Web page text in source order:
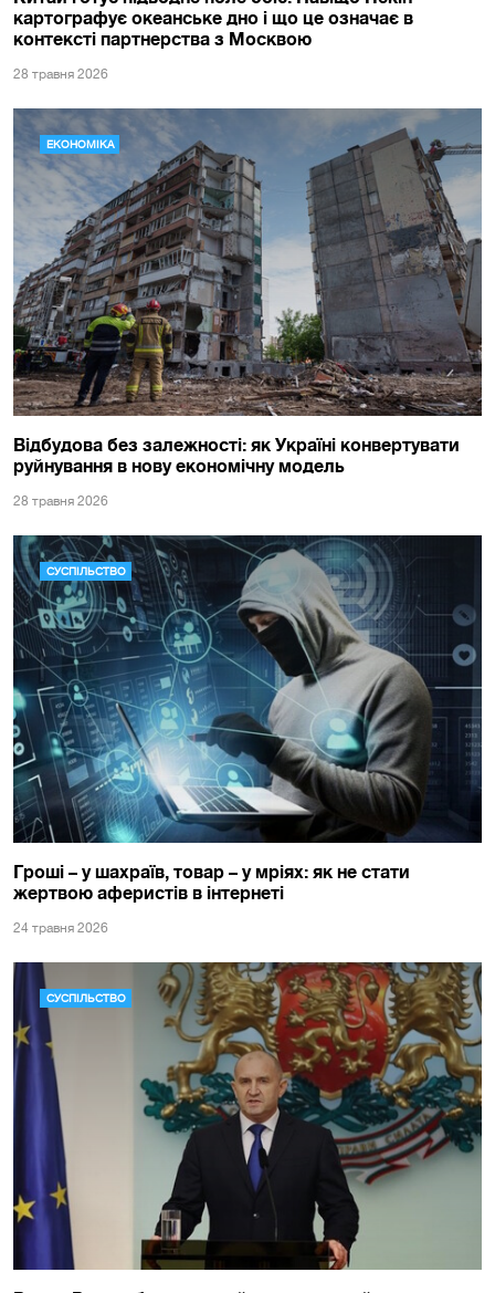
картографує океанське дно і що це означає в
контексті партнерства з Москвою
28 травня 2026
ЕКОНОМІКА
Відбудова без залежності: як Україні конвертувати
руйнування в нову економічну модель
28 травня 2026
СУСПІЛЬСТВО
Гроші – у шахраїв, товар – у мріях: як не стати
жертвою аферистів в інтернеті
24 травня 2026
СУСПІЛЬСТВО